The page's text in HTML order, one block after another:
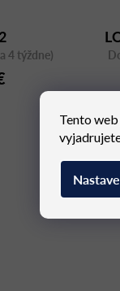
Tento
4 týždne)